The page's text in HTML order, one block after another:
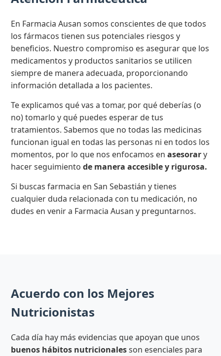
En Farmacia Ausan somos conscientes de que todos
los fármacos tienen sus potenciales riesgos y
beneficios. Nuestro compromiso es asegurar que los
medicamentos y productos sanitarios se utilicen
siempre de manera adecuada, proporcionando
información detallada a los pacientes.
Te explicamos qué vas a tomar, por qué deberías (o
no) tomarlo y qué puedes esperar de tus
tratamientos. Sabemos que no todas las medicinas
funcionan igual en todas las personas ni en todos los
momentos, por lo que nos enfocamos enasesorary
hacer seguimientode manera accesible y rigurosa.
Si buscas farmacia en San Sebastián y tienes
cualquier duda relacionada con tu medicación, no
dudes en venir a Farmacia Ausan y preguntarnos.
Acuerdo con los Mejores
Nutricionistas
Cada día hay más evidencias que apoyan que unos
buenos hábitos nutricionalesson esenciales para